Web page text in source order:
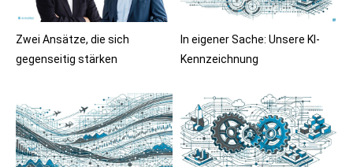
Zwei Ansätze, die sich
gegenseitig stärken
In eigener Sache: Unsere KI-
Kennzeichnung